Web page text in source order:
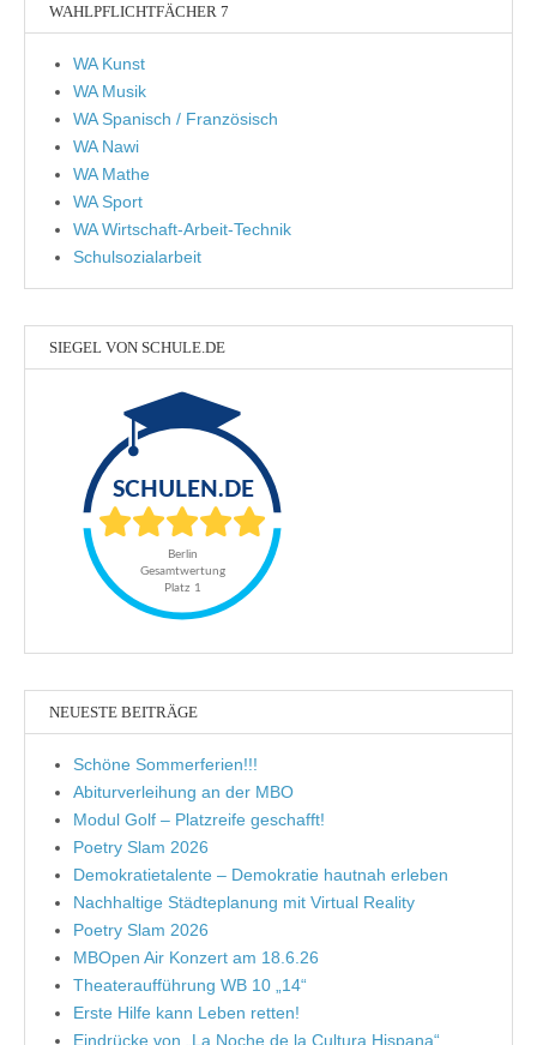
WAHLPFLICHTFÄCHER 7
WA Kunst
WA Musik
WA Spanisch / Französisch
WA Nawi
WA Mathe
WA Sport
WA Wirtschaft-Arbeit-Technik
Schulsozialarbeit
SIEGEL VON SCHULE.DE
NEUESTE BEITRÄGE
Schöne Sommerferien!!!
Abiturverleihung an der MBO
Modul Golf – Platzreife geschafft!
Poetry Slam 2026
Demokratietalente – Demokratie hautnah erleben
Nachhaltige Städteplanung mit Virtual Reality
Poetry Slam 2026
MBOpen Air Konzert am 18.6.26
Theateraufführung WB 10 „14“
Erste Hilfe kann Leben retten!
Eindrücke von „La Noche de la Cultura Hispana“